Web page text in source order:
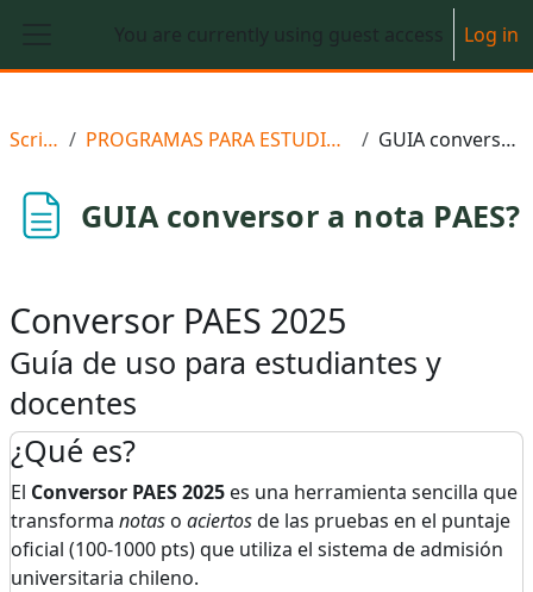
Side panel
You are currently using guest access Log in
Scriptedu PROGRAMAS PARA ESTUDIANTES QUE RINDEN PAES GUIA conversor a nota PAES?
GUIA conversor a nota PAES?
Conversor PAES 2025
Guía de uso para estudiantes y
docentes
¿Qué es?
El Conversor PAES 2025 es una herramienta sencilla que
transforma notas o aciertosde las pruebas en el puntaje
oficial (100-1000 pts) que utiliza el sistema de admisión
universitaria chileno.